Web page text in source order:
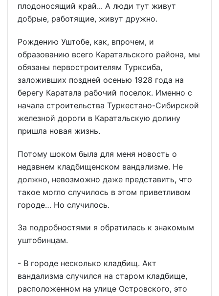
плодоносящий край... А люди тут живут
добрые, работящие, живут дружно.
Рождению Уштобе, как, впрочем, и
образованию всего Каратальского района, мы
обязаны первостроителям Турксиба,
заложивших поздней осенью 1928 года на
берегу Каратала рабочий поселок. Именно с
начала строительства Туркестано-Сибирской
железной дороги в Каратальскую долину
пришла новая жизнь.
Потому шоком была для меня новость о
недавнем кладбищенском вандализме. Не
должно, невозможно даже представить, что
такое могло случилось в этом приветливом
городе… Но случилось.
За подробностями я обратилась к знакомым
уштобинцам.
- В городе несколько кладбищ. Акт
вандализма случился на старом кладбище,
расположенном на улице Островского, это